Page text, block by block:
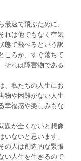
速で飛ぶために、
れは他でもなく空気
態で飛べるという訳
ころか、すぐ落ちて
それは障害物である
、私たちの人生にお
物や困難がない人生
幸福感や楽しみもな
題が全くないと想像
ないと思います。
の人は創造的な緊張
い人生を生きるので